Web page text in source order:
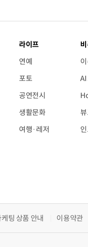
라이프
연예
포토
공연전시
생활문화
여행·레저
팅 상품 안내 이용약관